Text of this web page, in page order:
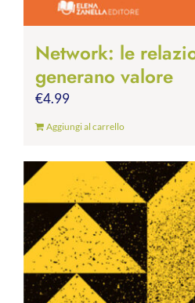
Network: le
generano valore
€4.99
Aggiungi al carrello